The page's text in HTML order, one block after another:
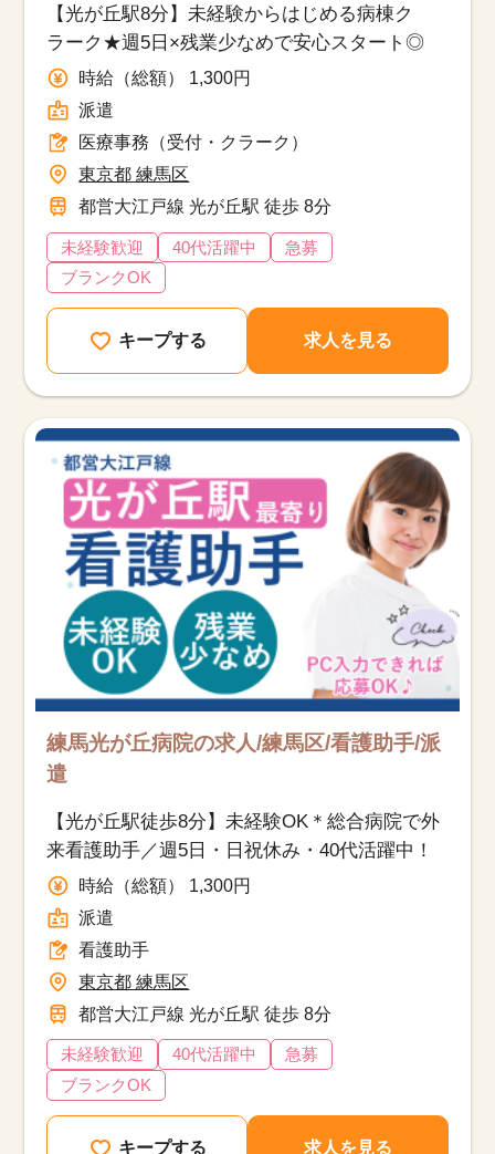
【光が丘駅8分】未経験からはじめる病棟ク
ラーク★週5日×残業少なめで安心スタート◎
時給（総額） 1,300円
派遣
医療事務（受付・クラーク）
東京都 練馬区
都営大江戸線 光が丘駅 徒歩 8分
未経験歓迎 40代活躍中
急募
ブランクOK
キープする 求人を見る
練馬光が丘病院の求人/練馬区/看護助手/派
遣
【光が丘駅徒歩8分】未経験OK＊総合病院で外
来看護助手／週5日・日祝休み・40代活躍中！
時給（総額） 1,300円
派遣
看護助手
東京都 練馬区
都営大江戸線 光が丘駅 徒歩 8分
未経験歓迎 40代活躍中
急募
ブランクOK
キープする 求人を見る